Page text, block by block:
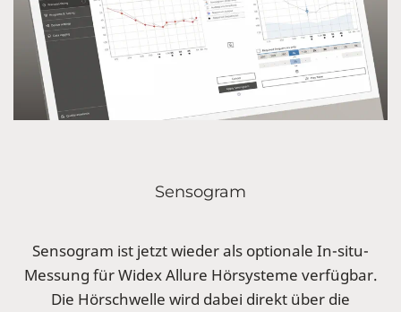
Sensogram
Sensogram ist jetzt wieder als optionale In-situ-
Messung für Widex Allure Hörsysteme verfügbar.
Die Hörschwelle wird dabei direkt über die